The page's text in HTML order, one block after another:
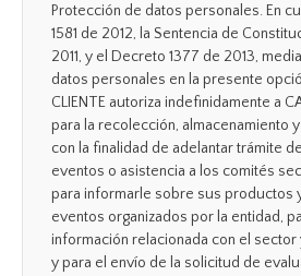
Protección de datos personales. En
1581 de 2012, la Sentencia de
2011, y el Decreto 1377 de 2013,
datos personales en la presente
CLIENTE autoriza indefinidamente a
para la recolección, almacenamiento
con la finalidad de adelantar trámite
eventos o asistencia a los comités
para informarle sobre sus productos
eventos organizados por la entidad,
información relacionada con el
y para el envío de la solicitud de